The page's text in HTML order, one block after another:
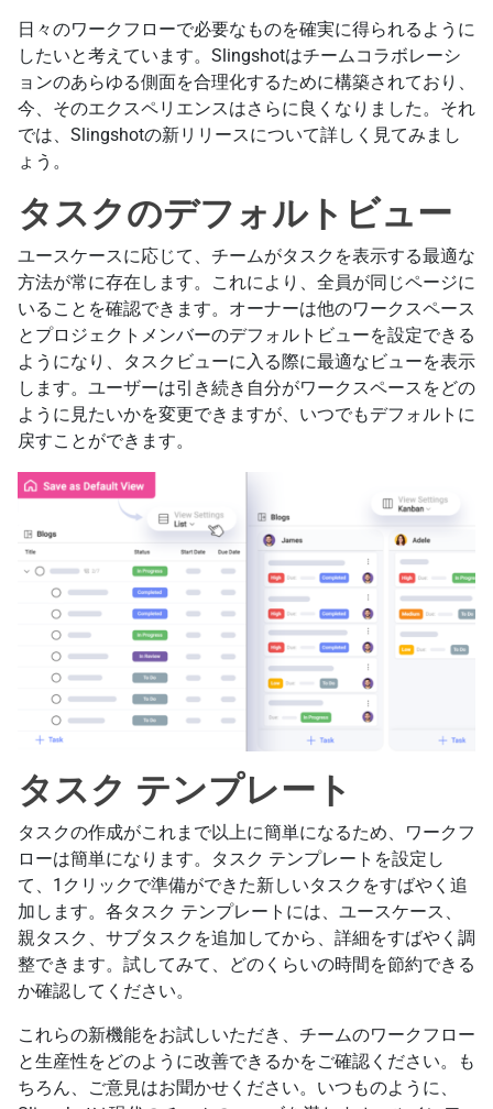
日々のワークフローで必要なものを確実に得られるように
したいと考えています。Slingshotはチームコラボレーシ
ョンのあらゆる側面を合理化するために構築されており、
今、そのエクスペリエンスはさらに良くなりました。それ
では、Slingshotの新リリースについて詳しく見てみまし
ょう。
タスクのデフォルトビュー
ユースケースに応じて、チームがタスクを表示する最適な
方法が常に存在します。これにより、全員が同じページに
いることを確認できます。オーナーは他のワークスペース
とプロジェクトメンバーのデフォルトビューを設定できる
ようになり、タスクビューに入る際に最適なビューを表示
します。ユーザーは引き続き自分がワークスペースをどの
ように見たいかを変更できますが、いつでもデフォルトに
戻すことができます。
タスク テンプレート
タスクの作成がこれまで以上に簡単になるため、ワークフ
ローは簡単になります。タスク テンプレートを設定し
て、1クリックで準備ができた新しいタスクをすばやく追
加します。各タスク テンプレートには、ユースケース、
親タスク、サブタスクを追加してから、詳細をすばやく調
整できます。試してみて、どのくらいの時間を節約できる
か確認してください。
これらの新機能をお試しいただき、チームのワークフロー
と生産性をどのように改善できるかをご確認ください。も
ちろん、ご意見はお聞かせください。いつものように、